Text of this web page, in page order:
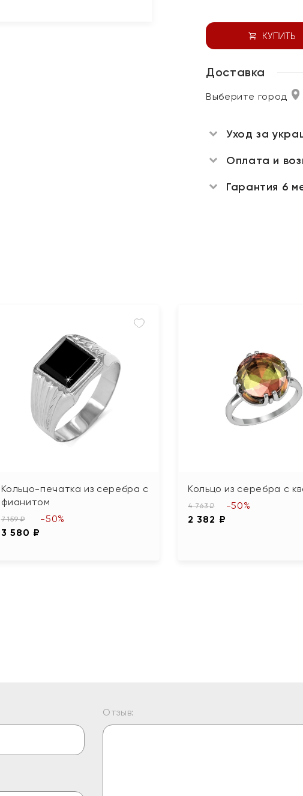
КУПИТЬ
Доставка
Выберите город
Уход за
Оплата и
Гарантия 6
Кольцо-печатка из серебра с
фианитом
7 159 ₽
3 580 ₽
-50%
Кольцо из серебра с
4 763 ₽
2 382 ₽
-50%
Отзыв: